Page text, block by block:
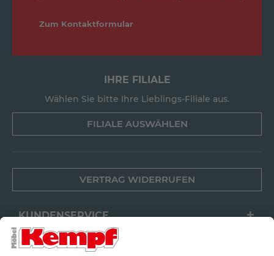
Zum Kontaktformular
IHRE FILIALE
Wählen Sie bitte Ihre Lieblings-Filiale aus.
FILIALE AUSWÄHLEN
VERTRAG WIDERRUFEN
KUNDENSERVICE
FILIALEN